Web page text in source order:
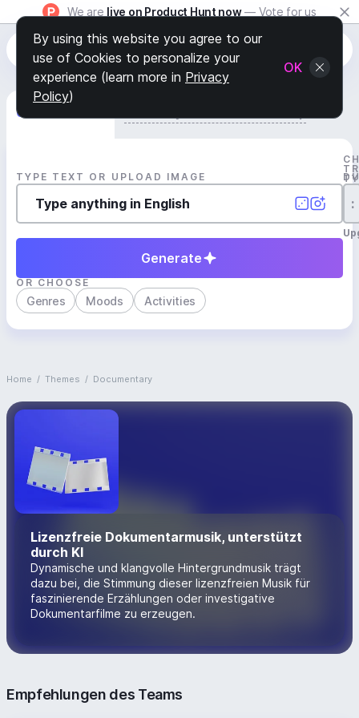
We are live on Product Hunt now — Vote for us
Generate Track
TYPE TEXT OR UPLOAD IMAGE
:
Generate
OR CHOOSE
Genres Moods Activities
Home / Themes / Documentary
Lizenzfreie Dokumentarmusik, unterstützt
durch KI
Dynamische und klangvolle Hintergrundmusik trägt
dazu bei, die Stimmung dieser lizenzfreien Musik für
faszinierende Erzählungen oder investigative
Dokumentarfilme zu erzeugen.
Empfehlungen des Teams
By using this website you agree to our
use of Cookies to personalize your
experience (learn more in Privacy
Policy)
OK